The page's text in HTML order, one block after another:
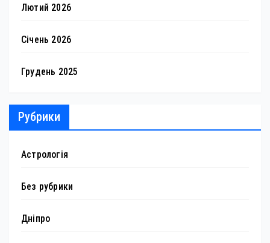
Лютий 2026
Січень 2026
Грудень 2025
Рубрики
Астрологія
Без рубрики
Дніпро